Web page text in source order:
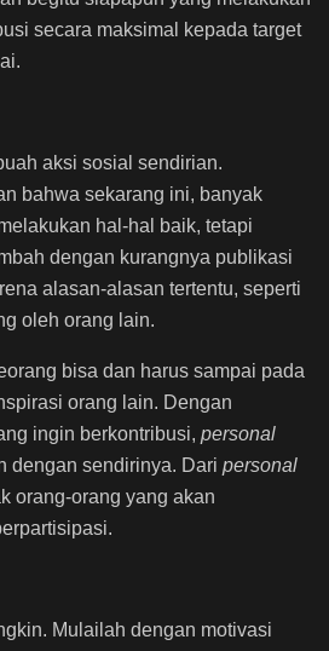
secara maksimal kepada target
aksi sosial sendirian.
bahwa sekarang ini, banyak
hal-hal baik, tetapi
dengan kurangnya publikasi
alasan-alasan tertentu, seperti
oleh orang lain.
bisa dan harus sampai pada
orang lain. Dengan
ingin berkontribusi, personal
dengan sendirinya. Dari personal
orang-orang yang akan
Mulailah dengan motivasi